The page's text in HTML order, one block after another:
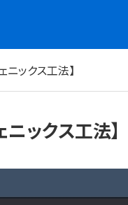
ニックス工法】
ニックス工法】